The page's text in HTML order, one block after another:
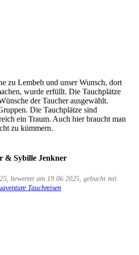
zu Lembeh und unser Wunsch, dort
wurde erfüllt. Die Tauchplätze
der Taucher ausgewählt.
Die Tauchplätze sind
ein Traum. Auch hier braucht man
zu kümmern.
& Sybille Jenkner
bewertet am 19.06.2025, gebucht mit
Tauchreisen